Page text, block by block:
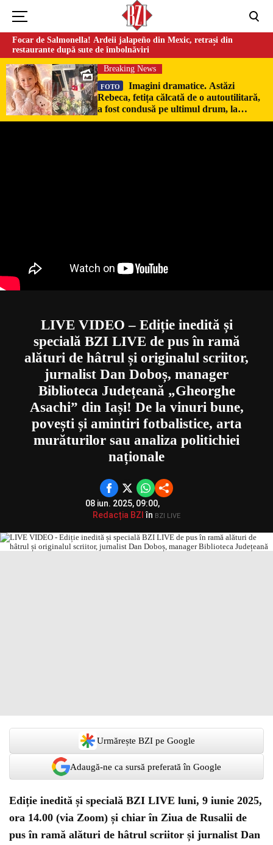
Focar de Salmonella! Ardeii jalapeño din Mexic, retrași din
restaurante după sute de îmbolnăviri
Breaking News
FOTO
Imagini dramatice. Astăzi
Rebeca, fetița călcată de o autoutilitară,
a fost condusă pe ultimul drum, la
Poduri. În sicriul alb al micuței au fost
LIVE VIDEO – Ediție inedită și
specială BZI LIVE de pus în ramă
alături de hâtrul și originalul scriitor,
jurnalist Dan Doboș, manager
Biblioteca Județeană „Gheorghe
Asachi” din Iași! De la vinuri bune,
povești și amintiri fotbalistice, arta
murăturilor sau analiza politichiei
naționale
08 iun. 2025, 09:00,
Redacția BZI în BZI LIVE
Urmărește BZI pe Google
Adaugă-ne ca sursă preferată în Google
Ediție inedită și specială BZI LIVE luni, 9 iunie 2025,
ora 14.00 (via Zoom) și chiar în Ziua de Rusalii de
pus în ramă alături de hâtrul scriitor și jurnalist Dan